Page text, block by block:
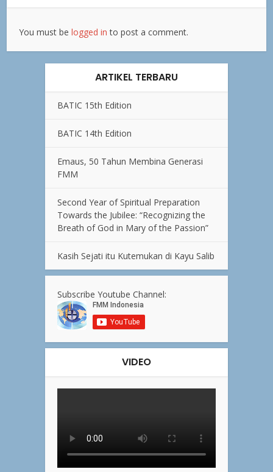
You must belogged in to post a comment.
ARTIKEL TERBARU
BATIC 15th Edition
BATIC 14th Edition
Emaus, 50 Tahun Membina Generasi
FMM
Second Year of Spiritual Preparation
Towards the Jubilee: “Recognizing the
Breath of God in Mary of the Passion”
Kasih Sejati itu Kutemukan di Kayu Salib
Subscribe Youtube Channel:
VIDEO